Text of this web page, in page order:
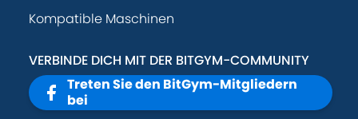
Kompatible Maschinen
VERBINDE DICH MIT DER BITGYM-COMMUNITY
Treten Sie den BitGym-Mitgliedern
bei